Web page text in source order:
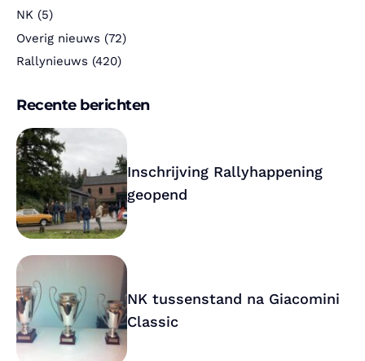
NK (5)
Overig nieuws (72)
Rallynieuws (420)
Recente berichten
Inschrijving Rallyhappening
geopend
NK tussenstand na Giacomini
Classic